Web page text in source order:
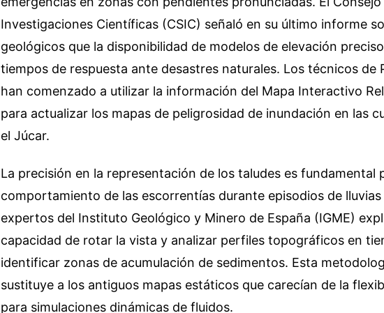
Investigaciones Científicas (CSIC) señaló en su último informe
geológicos que la disponibilidad de modelos de elevación
tiempos de respuesta ante desastres naturales. Los técnicos de
han comenzado a utilizar la información del Mapa Interactivo
para actualizar los mapas de peligrosidad de inundación en las
el Júcar.
La precisión en la representación de los taludes es fundamental
comportamiento de las escorrentías durante episodios de
expertos del Instituto Geológico y Minero de España (IGME)
capacidad de rotar la vista y analizar perfiles topográficos en
identificar zonas de acumulación de sedimentos. Esta
sustituye a los antiguos mapas estáticos que carecían de la
para simulaciones dinámicas de fluidos.